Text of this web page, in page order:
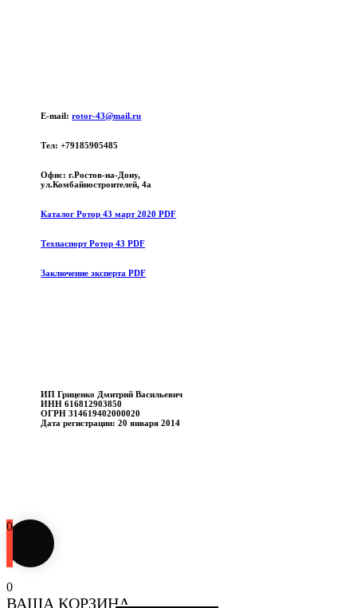
E-mail:rotor-43@mail.ru
Тел: +79185905485
Офис: г.Ростов-на-Дону,
ул.Комбайностроителей, 4а
Каталог Ротор 43 март 2020 PDF
Техпаспорт Ротор 43 PDF
Заключение эксперта PDF
ИП Гриценко Дмитрий Васильевич
ИНН 616812903850
ОГРН 314619402000020
Дата регистрации: 20 января 2014
0
0
ВАША КОРЗИНА